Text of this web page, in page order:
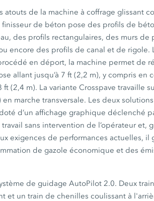
de la machine à coffrage glissant
de béton pose des profils de
des profils rectangulaires, des murs
encore des profils de canal et de
en déport, la machine permet de
allant jusqu’à 7 ft (2,2 m), y compris en
(2,4 m). La variante Crosspave travaille
marche transversale. Les deux
d’un affichage graphique déclenché
sans intervention de l’opérateur et,
exigences de performances actuelles, il
de gazole économique et des
de guidage AutoPilot 2.0. Deux
et un train de chenilles coulissant à